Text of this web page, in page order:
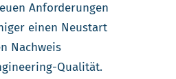
Anforderungen
einen Neustart
Nachweis
Qualität.